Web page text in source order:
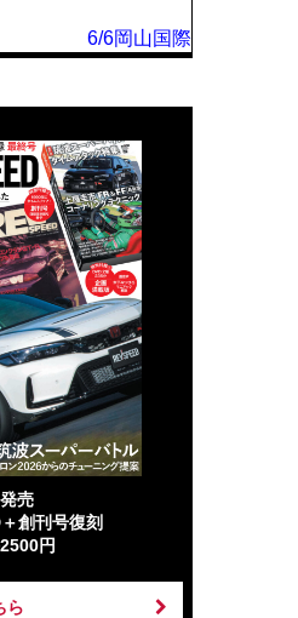
6/6岡山国際
売
創刊号復刻
円
ら